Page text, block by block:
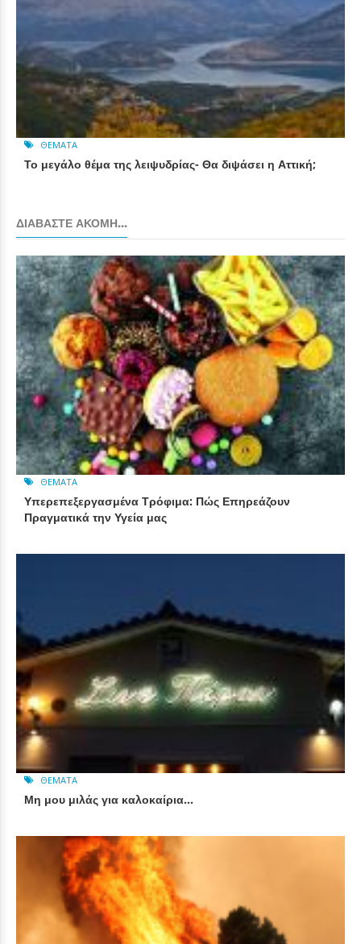
ΘΈΜΑΤΑ
Το μεγάλο θέμα της λειψυδρίας- Θα διψάσει η Αττική;
ΔΙΑΒΆΣΤΕ ΑΚΌΜΗ...
ΘΈΜΑΤΑ
Υπερεπεξεργασμένα Τρόφιμα: Πώς Επηρεάζουν
Πραγματικά την Υγεία μας
ΘΈΜΑΤΑ
Μη μου μιλάς για καλοκαίρια…